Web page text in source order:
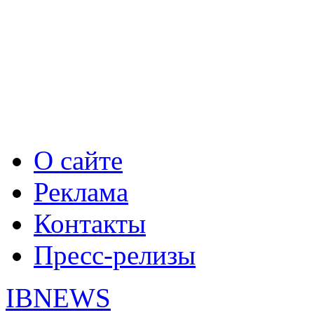
О сайте
Реклама
Контакты
Пресс-релизы
IBNEWS